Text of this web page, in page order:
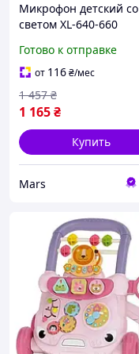
Микрофон детский со
светом XL-640-660
Готово к отправке
от 116₴/мес
1 165₴
1 457 ₴
Купить
Mars